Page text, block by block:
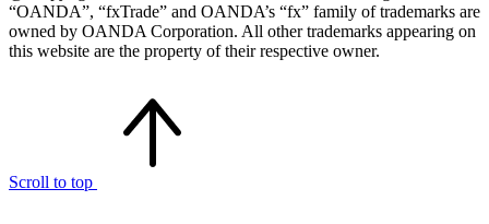
“OANDA”, “fxTrade” and OANDA’s “fx” family of trademarks are
owned by OANDA Corporation. All other trademarks appearing on
this website are the property of their respective owner.
Scroll to top